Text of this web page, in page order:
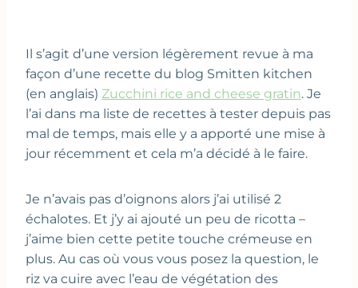
Il s’agit d’une version légèrement revue à ma
façon d’une recette du blog Smitten kitchen
(en anglais) Zucchini rice and cheese gratin. Je
l’ai dans ma liste de recettes à tester depuis pas
mal de temps, mais elle y a apporté une mise à
jour récemment et cela m’a décidé à le faire.
Je n’avais pas d’oignons alors j’ai utilisé 2
échalotes. Et j’y ai ajouté un peu de ricotta –
j’aime bien cette petite touche crémeuse en
plus. Au cas où vous vous posez la question, le
riz va cuire avec l’eau de végétation des